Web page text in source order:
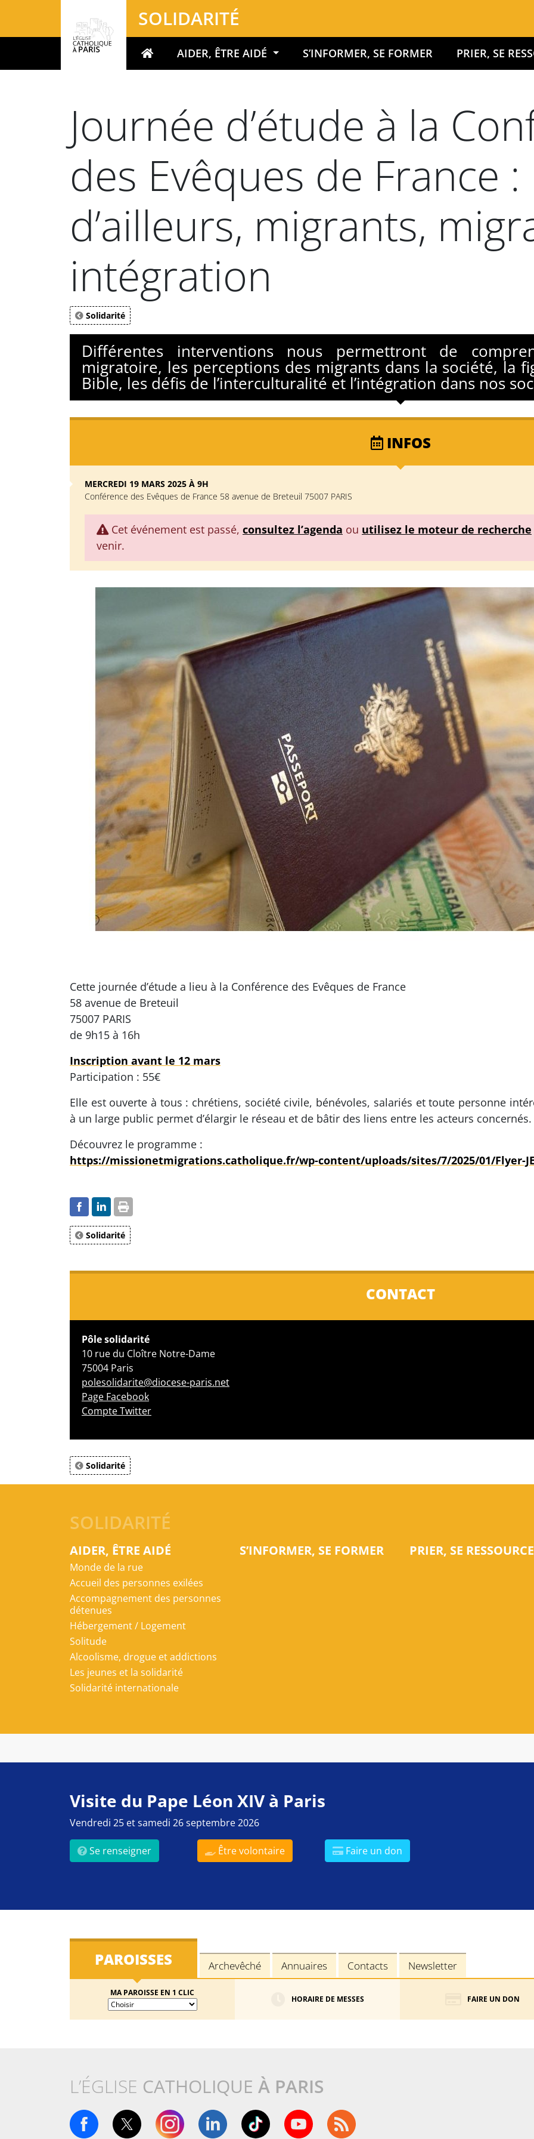
SOLIDARITÉ
Votre rechercheAIDER, ÊTRE AIDÉ S’INFORMER, SE FORMER PRIER, SE
Journée d’étude à la
des Evêques de France :
d’ailleurs, migrants,
intégration
Solidarité
Différentes interventions nous permettront de
migratoire, les perceptions des migrants dans la société, la
Bible, les défis de l’interculturalité et l’intégration dans nos
INFOS
MERCREDI 19 MARS 2025 À 9H
Conférence des Evêques de France 58 avenue de Breteuil 75007 PARIS
Cet événement est passé, consultez l’agenda ou utilisez le moteur de recherche
venir.
Cette journée d’étude a lieu à la Conférence des Evêques de France
58 avenue de Breteuil
75007 PARIS
de 9h15 à 16h
Inscription avant le 12 mars
Participation : 55€
Elle est ouverte à tous : chrétiens, société civile, bénévoles, salariés et toute personne
à un large public permet d’élargir le réseau et de bâtir des liens entre les acteurs concernés.
Découvrez le programme :
https://missionetmigrations.catholique.fr/wp-content/uploads/sites/7/2025/01/Flyer-
Solidarité
CONTACT
Pôle solidarité
10 rue du Cloître Notre-Dame
75004 Paris
polesolidarite@diocese-paris.net
Page Facebook
Compte Twitter
Solidarité
SOLIDARITÉ
AIDER, ÊTRE AIDÉ
Monde de la rue
Accueil des personnes exilées
Accompagnement des personnes
détenues
Hébergement / Logement
Solitude
Alcoolisme, drogue et addictions
Les jeunes et la solidarité
Solidarité internationale
S’INFORMER, SE FORMER PRIER, SE
Visite du Pape Léon XIV à Paris
Vendredi 25 et samedi 26 septembre 2026
Se renseigner Être volontaire Faire un don
PAROISSES Archevêché Annuaires Contacts Newsletter
MA PAROISSE EN 1 CLIC
HORAIRE DE MESSES FAIRE UN DON
L’ÉGLISE CATHOLIQUE À PARIS